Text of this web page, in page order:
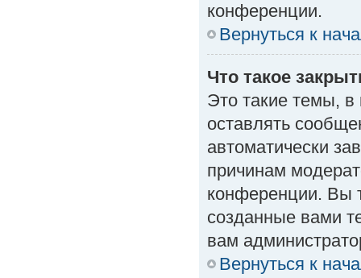
конференции.
Вернуться к
Что такое
Это такие темы, в
оставлять
автоматически
причинам
конференции. Вы
созданные вами
вам
Вернуться к